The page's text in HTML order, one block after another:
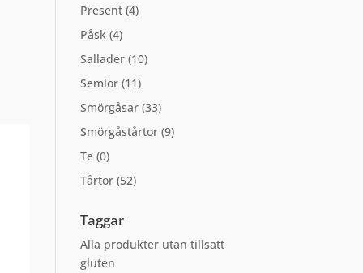
Present (4)
Påsk (4)
Sallader (10)
Semlor (11)
Smörgåsar (33)
Smörgåstårtor (9)
Te (0)
Tårtor (52)
Taggar
Alla produkter utan tillsatt
gluten